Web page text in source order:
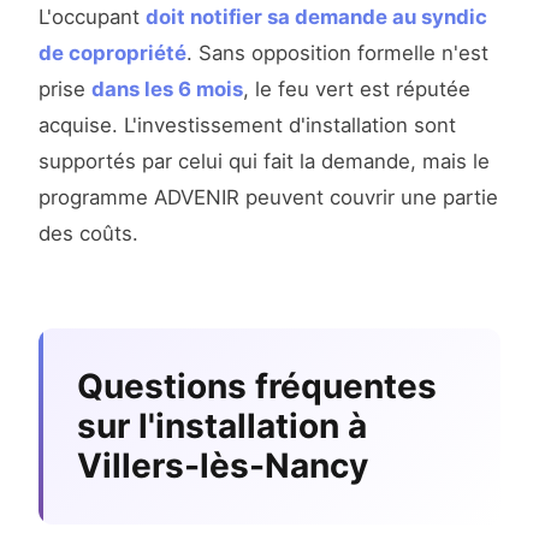
L'occupant doit notifier sa demande au syndic
de copropriété. Sans opposition formelle n'est
prise dans les 6 mois, le feu vert est réputée
acquise. L'investissement d'installation sont
supportés par celui qui fait la demande, mais le
programme ADVENIR peuvent couvrir une partie
des coûts.
Questions fréquentes
sur l'installation à
Villers-lès-Nancy